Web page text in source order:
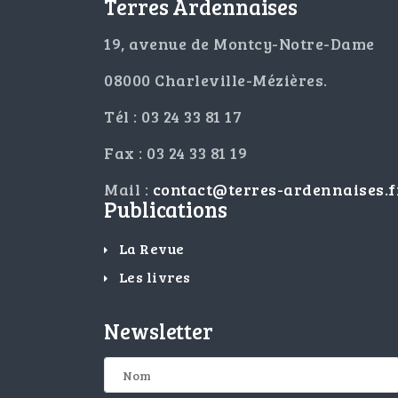
Terres Ardennaises
19, avenue de Montcy-Notre-Dame
08000 Charleville-Mézières.
Tél : 03 24 33 81 17
Fax : 03 24 33 81 19
Mail : contact@terres-
Publications
La Revue
Les livres
Newsletter